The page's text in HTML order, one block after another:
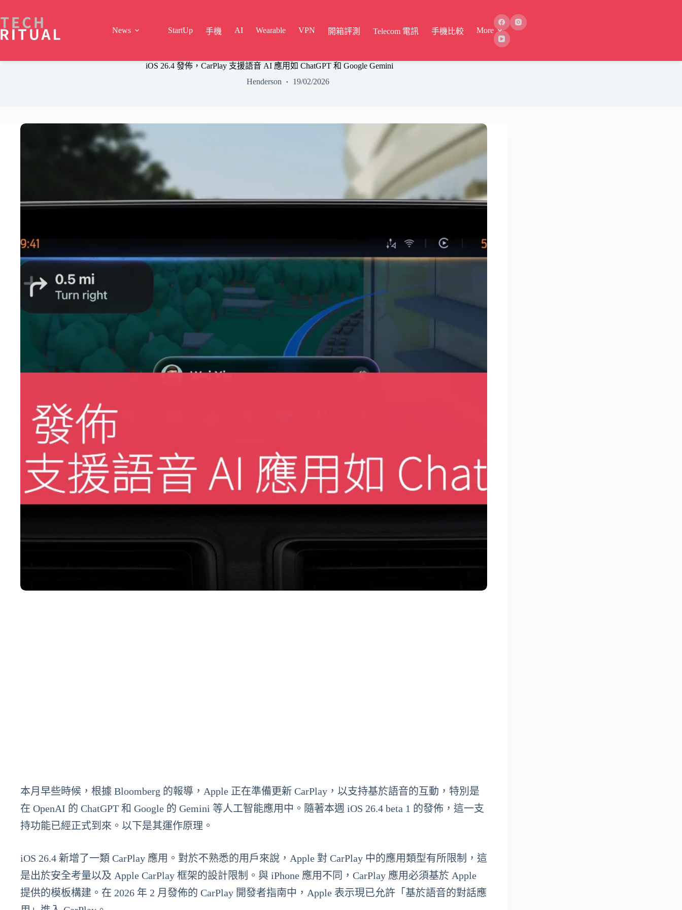
content
News
StartUp 手機 AI Wearable VPN 開箱評測 Telecom 電訊 手機比較 More
iOS 26.4 發佈，CarPlay 支援語音 AI 應用如 ChatGPT 和 Google Gemini
Henderson
19/02/2026
本月早些時候，根據 Bloomberg 的報導，Apple 正在準備更新 CarPlay，以支持基於語音的互動，特別是
在 OpenAI 的 ChatGPT 和 Google 的 Gemini 等人工智能應用中。隨著本週 iOS 26.4 beta 1 的發佈，這一支
持功能已經正式到來。以下是其運作原理。
iOS 26.4 新增了一類 CarPlay 應用。對於不熟悉的用戶來說，Apple 對 CarPlay 中的應用類型有所限制，這
是出於安全考量以及 Apple CarPlay 框架的設計限制。與 iPhone 應用不同，CarPlay 應用必須基於 Apple
提供的模板構建。在 2026 年 2 月發佈的 CarPlay 開發者指南中，Apple 表示現已允許「基於語音的對話應